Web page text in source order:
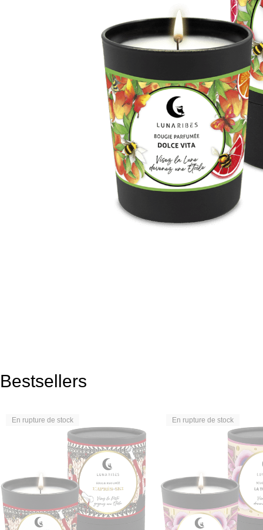
Bestsellers
En rupture de stock En rupture de stock